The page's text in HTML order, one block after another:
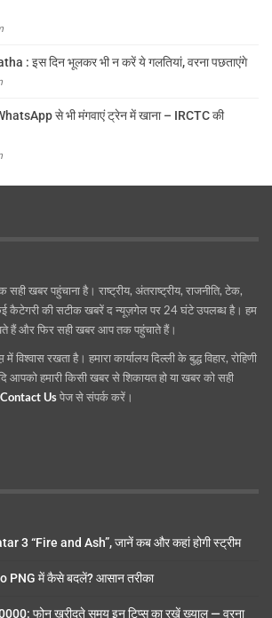
: इस दिन भूलकर भी न करें ये गलतियां, वरना पछताएंगे
से भी मंगवाएं ट्रेन में खाना – IRCTC की
खबर पहुंचाना है। राष्ट्रीय, अंतराष्ट्रीय, राजनीति, टेक,
कैटेगरी की सटीक खबरें द न्यूज़गेल पर 24 घंटे उपलब्ध है। हम
हैं और फिर सही खबर आप तक पहुंचाते हैं।
रखता है। हमारा कार्यालय दिल्ली के बुद्ध विहार, रोहिणी
आपको हमारी किसी खबर से शिकायत हो या खबर को सही
Contact Usपेज से संपर्क करें।
3 “Fire and Ash”, जानें कब और कहां होगी स्ट्रीम
PNG में कैसे बदलें? आसान तरीका
फोन खरीदते समय इन टिप्स का रखें ख्याल — वरना